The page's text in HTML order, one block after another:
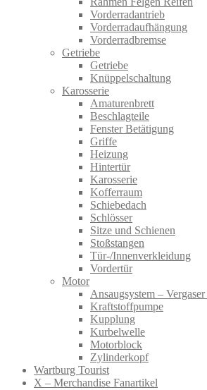
Vorderradantrieb
Vorderradaufhängung
Vorderradbremse
Getriebe
Getriebe
Knüppelschaltung
Karosserie
Amaturenbrett
Beschlagteile
Fenster Betätigung
Griffe
Heizung
Hintertür
Karosserie
Kofferraum
Schiebedach
Schlösser
Sitze und Schienen
Stoßstangen
Tür-/Innenverkleidung
Vordertür
Motor
Ansaugsystem –
Kraftstoffpumpe
Kupplung
Kurbelwelle
Motorblock
Zylinderkopf
Wartburg Tourist
X – Merchandise Fanartikel